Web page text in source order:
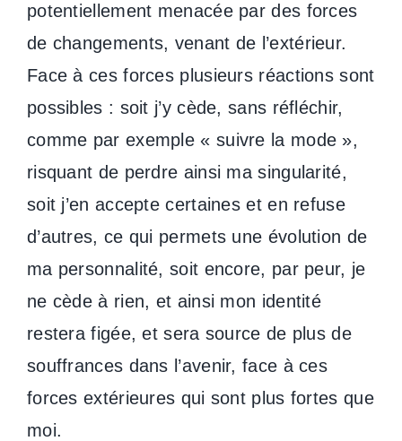
potentiellement menacée par des forces
de changements, venant de l’extérieur.
Face à ces forces plusieurs réactions sont
possibles : soit j’y cède, sans réfléchir,
comme par exemple « suivre la mode »,
risquant de perdre ainsi ma singularité,
soit j’en accepte certaines et en refuse
d’autres, ce qui permets une évolution de
ma personnalité, soit encore, par peur, je
ne cède à rien, et ainsi mon identité
restera figée, et sera source de plus de
souffrances dans l’avenir, face à ces
forces extérieures qui sont plus fortes que
moi.